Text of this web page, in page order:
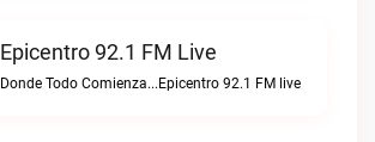
Epicentro 92.1 FM Live
Donde Todo Comienza...Epicentro 92.1 FM live